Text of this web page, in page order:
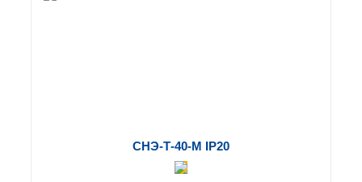
СНЭ-Т-40-М IP20